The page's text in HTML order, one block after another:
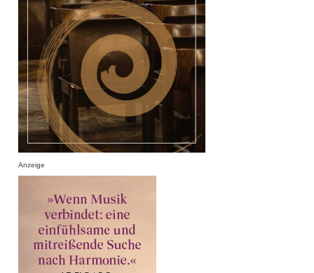
Anzeige